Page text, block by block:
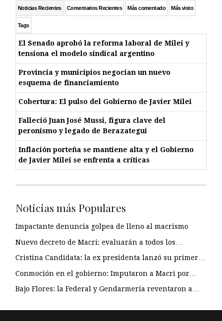
Noticias Recientes Comentarios Recientes Más comentado Más visto
Tags
El Senado aprobó la reforma laboral de Milei y
tensiona el modelo sindical argentino
Provincia y municipios negocian un nuevo
esquema de financiamiento
Cobertura: El pulso del Gobierno de Javier Milei
Falleció Juan José Mussi, figura clave del
peronismo y legado de Berazategui
Inflación porteña se mantiene alta y el Gobierno
de Javier Milei se enfrenta a críticas
Noticias más Populares
Impactante denuncia golpea de lleno al macrismo
Nuevo decreto de Macri: evaluarán a todos los…
Cristina Candidata: la ex presidenta lanzó su primer…
Conmoción en el gobierno: Imputaron a Macri por…
Bajo Flores: la Federal y Gendarmería reventaron a…